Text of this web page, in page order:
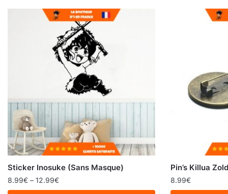
Sticker Inosuke (Sans Masque)
8.99€ – 12.99€
Pin’s Killua
8.99€